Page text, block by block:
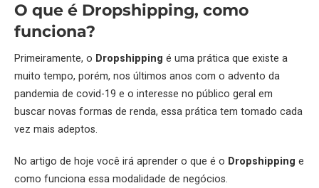
O que é Dropshipping, como
funciona?
Primeiramente, o Dropshipping é uma prática que existe a
muito tempo, porém, nos últimos anos com o advento da
pandemia de covid-19 e o interesse no público geral em
buscar novas formas de renda, essa prática tem tomado cada
vez mais adeptos.
No artigo de hoje você irá aprender o que é o Dropshipping e
como funciona essa modalidade de negócios.